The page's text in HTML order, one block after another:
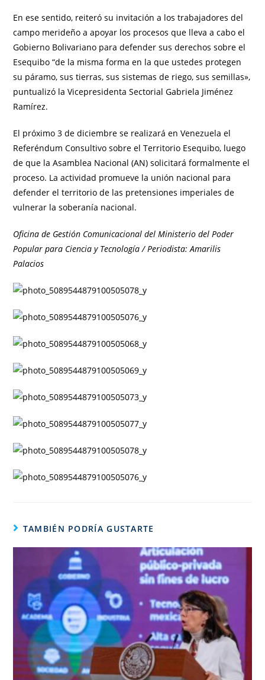
En ese sentido, reiteró su invitación a los trabajadores del
campo merideño a apoyar los procesos que lleva a cabo el
Gobierno Bolivariano para defender sus derechos sobre el
Esequibo “de la misma forma en la que ustedes protegen
su páramo, sus tierras, sus sistemas de riego, sus semillas»,
puntualizó la Vicepresidenta Sectorial Gabriela Jiménez
Ramírez.
El próximo 3 de diciembre se realizará en Venezuela el
Referéndum Consultivo sobre el Territorio Esequibo, luego
de que la Asamblea Nacional (AN) solicitará formalmente el
proceso. La actividad promueve la unión nacional para
defender el territorio de las pretensiones imperiales de
vulnerar la soberanía nacional.
Oficina de Gestión Comunicacional del Ministerio del Poder
Popular para Ciencia y Tecnología / Periodista: Amarilis
Palacios
TAMBIÉN PODRÍA GUSTARTE